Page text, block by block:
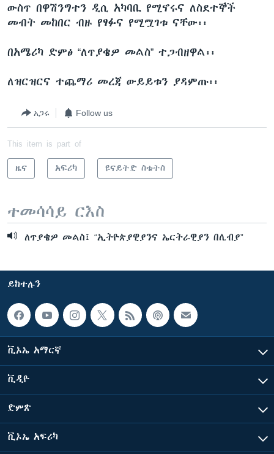
ውስጥ በዋሽንግተን ዲሲ አካባቢ የሚኖሩና ለስደተኞች
መብት መከበር ብዙ የፃፉና የሚሟገቱ ናቸው፡፡
በአሜሪካ ድምፅ “ለጥያቄዎ መልስ” ተጋብዘዋል፡፡
ለዝርዝርና ተጨማሪ መረጃ ውይይቱን ያዳምጡ፡፡
አጋሩ Follow us
This item is part of
ዜና አፍሪካ ዩናይትድ ስቴትስ
ተመሳሳይ ርእስ
ለጥያቄዎ መልስ፤ “ኢትዮጵያዊያንና ኤርትራዊያን በሊብያ”
ይከተሉን
ቪኦኤ አማርኛ
ቪዲዮ
ድምጽ
ቪኦኤ አፍሪካ